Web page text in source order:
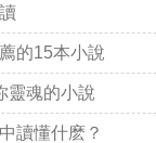
的15本小說
靈魂的小說
讀懂什麽？